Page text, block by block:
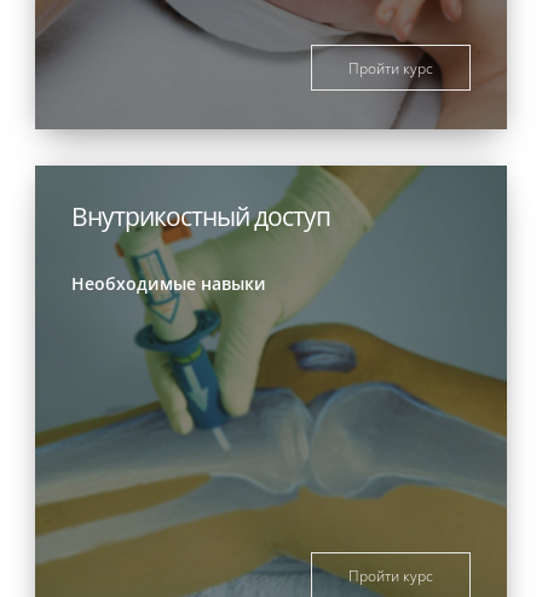
Пройти курс
Внутрикостный доступ
Необходимые навыки
Пройти курс